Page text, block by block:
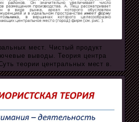
мест. Чистый продукт
выводы. Теория центра
теории центральных мест в.